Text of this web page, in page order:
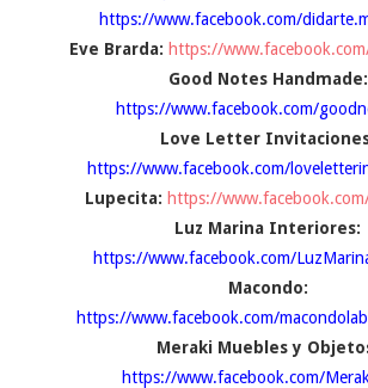
https://www.facebook.com/
Eve Brarda: https://
Good Notes Handmade:
https://www.facebook.com/
Love Letter
https://www.facebook.com/
Lupecita: https://
Luz Marina Interiores:
https://www.facebook.com/
Macondo:
https://www.facebook.com/
Meraki Muebles y
https://www.facebook.com/